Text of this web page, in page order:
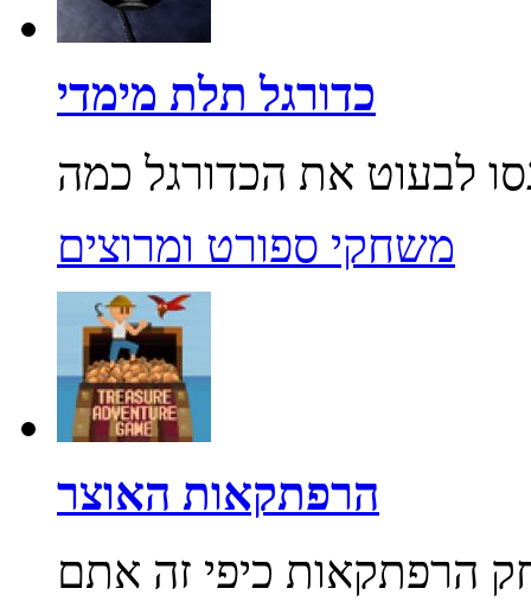
כדורגל תלת מימדי
משחקי ספורט ומרוצים
הרפתקאות האוצר